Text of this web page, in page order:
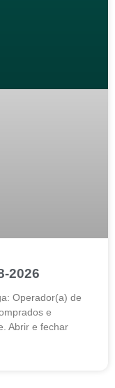
2026
Operador(a) de
e
Abrir e fechar